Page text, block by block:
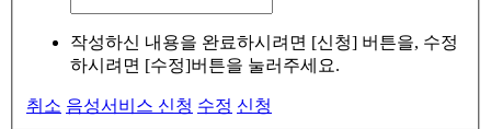
작성하신 내용을 완료하시려면 [신청] 버튼을, 수정
하시려면 [수정]버튼을 눌러주세요.
취소 음성서비스 신청 수정 신청